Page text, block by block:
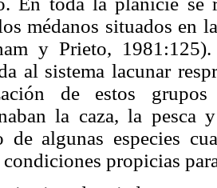
médanos situados en
y Prieto,
al sistema lacunar
de estos grupos
la caza, la pesca
de algunas especies
condiciones propicias